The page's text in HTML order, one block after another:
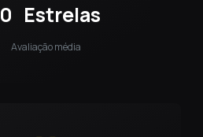
0 Estrelas
Avaliação média